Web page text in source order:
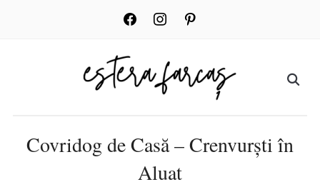
facebook instagrampinterest
Covridog de Casă – Crenvurști în
Aluat